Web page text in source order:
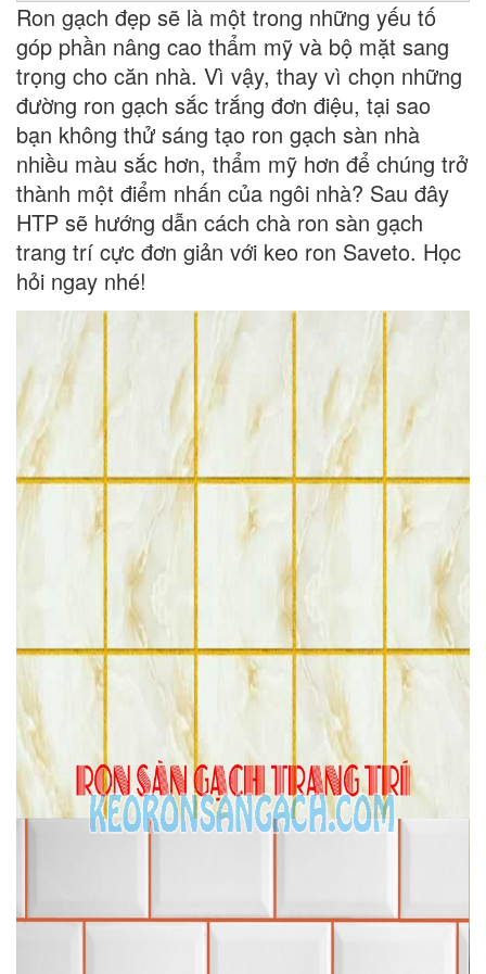
Ron gạch đẹp sẽ là một trong những yếu tố
góp phần nâng cao thẩm mỹ và bộ mặt sang
trọng cho căn nhà. Vì vậy, thay vì chọn những
đường ron gạch sắc trắng đơn điệu, tại sao
bạn không thử sáng tạo ron gạch sàn nhà
nhiều màu sắc hơn, thẩm mỹ hơn để chúng trở
thành một điểm nhấn của ngôi nhà? Sau đây
HTP sẽ hướng dẫn cách chà ron sàn gạch
trang trí cực đơn giản với keo ron Saveto. Học
hỏi ngay nhé!